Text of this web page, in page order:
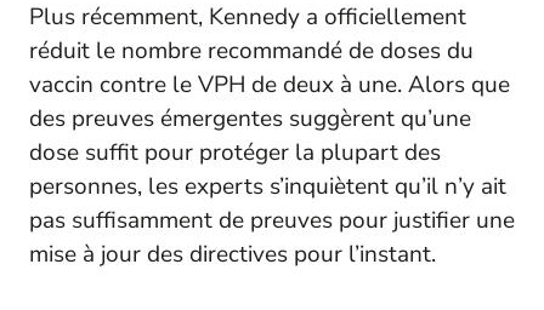
Plus récemment, Kennedy a officiellement
réduit le nombre recommandé de doses du
vaccin contre le VPH de deux à une. Alors que
des preuves émergentes suggèrent qu’une
dose suffit pour protéger la plupart des
personnes, les experts s’inquiètent qu’il n’y ait
pas suffisamment de preuves pour justifier une
mise à jour des directives pour l’instant.